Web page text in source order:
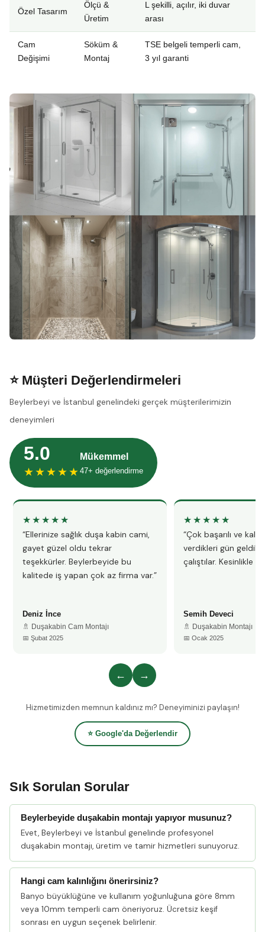
Özel Tasarım
Ölçü &
Üretim
L şekilli, açılır, iki duvar
arası
Cam
Değişimi
Söküm &
Montaj
TSE belgeli temperli cam,
3 yıl garanti
⭐ Müşteri Değerlendirmeleri
Beylerbeyi ve İstanbul genelindeki gerçek müşterilerimizin
deneyimleri
5.0
★★★★★
Mükemmel
47+ değerlendirme
★★★★★
“Ellerinize sağlık duşa kabin cami,
gayet güzel oldu tekrar
teşekkürler. Beylerbeyide bu
kalitede iş yapan çok az firma var.”
Deniz İnce
🚿 Duşakabin Cam Montajı
📅 Şubat 2025
★★★★★
“Çok başarılı ve
verdikleri gün
çalıştılar. Kesinlikle
Semih Deveci
🚿 Duşakabin Montajı
📅 Ocak 2025
← →
Hizmetimizden memnun kaldınız mı? Deneyiminizi paylaşın!
⭐ Google'da Değerlendir
Sık Sorulan Sorular
Beylerbeyide duşakabin montajı yapıyor musunuz?
Evet, Beylerbeyi ve İstanbul genelinde profesyonel
duşakabin montajı, üretim ve tamir hizmetleri sunuyoruz.
Hangi cam kalınlığını önerirsiniz?
Banyo büyüklüğüne ve kullanım yoğunluğuna göre 8mm
veya 10mm temperli cam öneriyoruz. Ücretsiz keşif
sonrası en uygun seçenek belirlenir.